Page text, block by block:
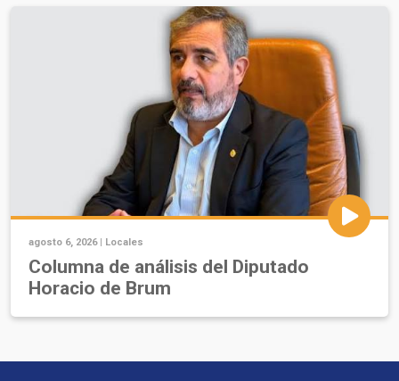
agosto 6, 2026 | Locales
Columna de análisis del Diputado
Horacio de Brum